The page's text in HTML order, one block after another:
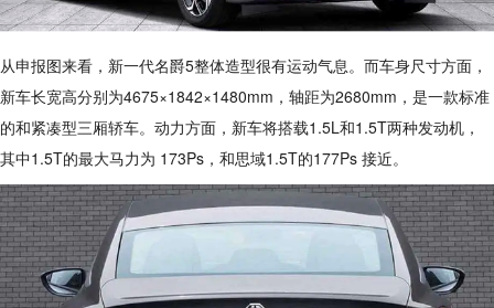
从申报图来看，新一代名爵5整体造型很有运动气息。而车身尺寸方面，
新车长宽高分别为4675×1842×1480mm，轴距为2680mm，是一款标准
的和紧凑型三厢轿车。动力方面，新车将搭载1.5L和1.5T两种发动机，
其中1.5T的最大马力为 173Ps，和思域1.5T的177Ps 接近。